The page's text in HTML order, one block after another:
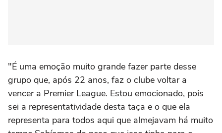
"É uma emoção muito grande fazer parte desse
grupo que, após 22 anos, faz o clube voltar a
vencer a Premier League. Estou emocionado, pois
sei a representatividade desta taça e o que ela
representa para todos aqui que almejavam há muito